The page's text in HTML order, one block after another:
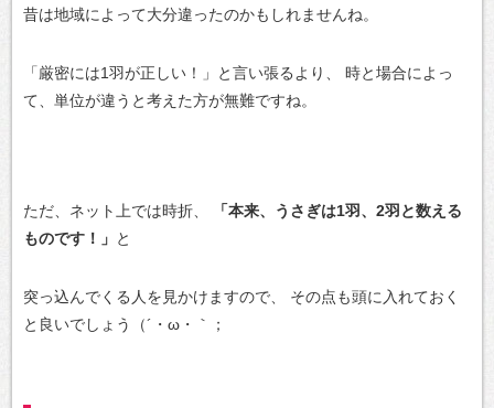
昔は地域によって大分違ったのかもしれませんね。
「厳密には1羽が正しい！」と言い張るより、
時と場合によっ
て、単位が違うと考えた方が無難ですね。
ただ、ネット上では時折、
「本来、うさぎは1羽、2羽と数える
ものです！」 と
突っ込んでくる人を見かけますので、
その点も頭に入れておく
と良いでしょう（´・ω・｀；